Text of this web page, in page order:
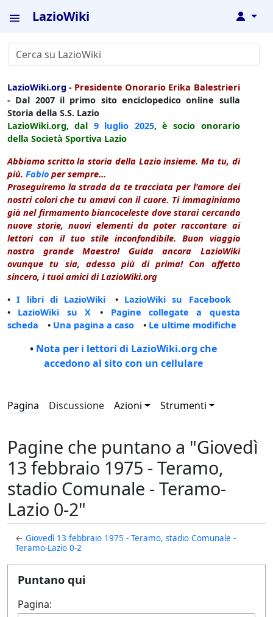
LazioWiki ↓
LazioWiki.org - Presidente Onorario Erika Balestrieri
- Dal 2007 il primo sito enciclopedico online sulla
Storia della S.S. Lazio
LazioWiki.org, dal 9 luglio 2025, è socio onorario
della Società Sportiva Lazio
Abbiamo scritto la storia della Lazio insieme. Ma tu, di
più. Fabio per sempre...
Proseguiremo la strada da te tracciata per l'amore dei
nostri colori che tu amavi con il cuore. Ti immaginiamo
già nel firmamento biancoceleste dove starai cercando
nuove storie, nuovi elementi da poter raccontare ai
lettori con il tuo stile inconfondibile. Buon viaggio
nostro grande Maestro! Guida ancora LazioWiki
ovunque tu sia, adesso più di prima! Con affetto
sincero, i tuoi amici di LazioWiki.org
•I libri di LazioWiki • LazioWiki su Facebook
• LazioWiki su X • Pagine collegate a questa
scheda • Una pagina a caso • Le ultime modifiche
• Nota per i lettori di LazioWiki.org che
accedono al sito con un cellulare
Pagina Discussione Azioni Strumenti
Pagine che puntano a "Giovedì
13 febbraio 1975 - Teramo,
stadio Comunale - Teramo-
Lazio 0-2"
←Giovedì 13 febbraio 1975 - Teramo, stadio Comunale -
Teramo-Lazio 0-2
Puntano qui
Pagina: